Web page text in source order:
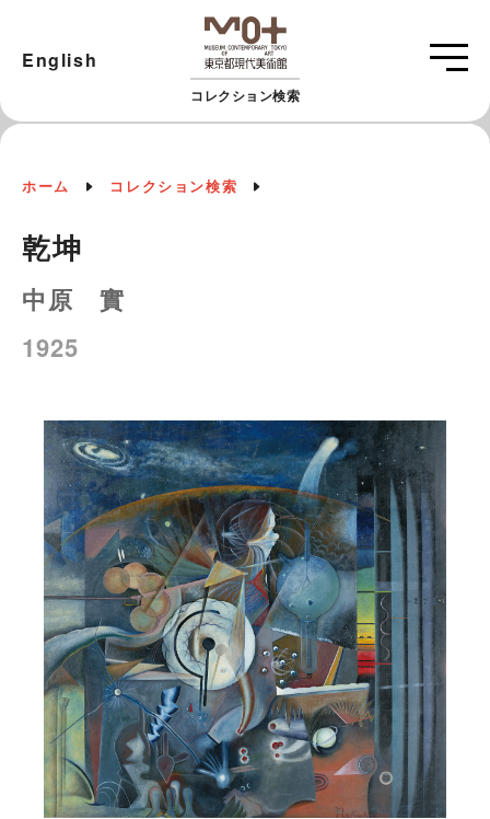
コレクション検索
English
ホーム コレクション検索
乾坤
中原 實
1925